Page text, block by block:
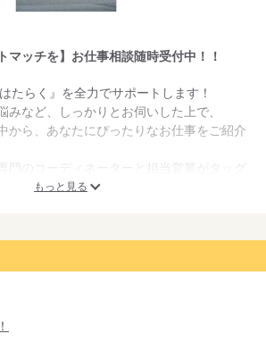
マッチを】お仕事相談随時受付中！！
たらく』を全力でサポートします！
みなど、しっかりとお伺いした上で、
から、あなたにぴったりなお仕事をご紹介
門のコーディネーターと担当営業がタッグ
もっと見る